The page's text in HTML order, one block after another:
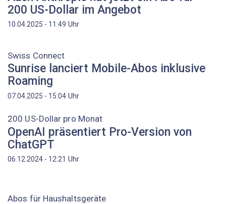
200 US-Dollar im Angebot
10.04.2025 - 11:49 Uhr
Swiss Connect
Sunrise lanciert Mobile-Abos inklusive
Roaming
07.04.2025 - 15:04 Uhr
200 US-Dollar pro Monat
OpenAI präsentiert Pro-Version von
ChatGPT
06.12.2024 - 12:21 Uhr
Abos für Haushaltsgeräte